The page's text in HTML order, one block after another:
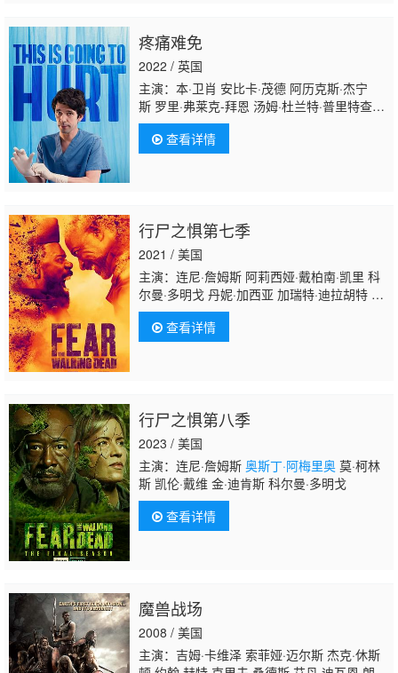
尔 TK·卡特 约翰·波西 布鲁·亨特 瑞恩·多尔
西 罗伯·德林格尔
莉 因巴尔·拉维 科尔·西布斯 菲
疼痛难免
2022 / 英国
主演：本·卫肖 安比卡·茂德 阿历克斯·杰宁
斯 罗里·弗莱克-拜恩 汤姆·杜兰特·普里特查
德 哈丽特·瓦尔特 米歇尔·奥斯丁 卡迪夫·克尔
万 阿什利·马克圭尔 迪韦恩·托马斯 迈克尔·沃
克耶 汉娜·昂斯洛 罗茜·阿克曼 格蕾丝·库克-
弗恩 Thomas Aldridge 杰克·威尔金森
查看详情
行尸之惧第七季
2021 / 美国
主演：连尼·詹姆斯 阿莉西娅·戴柏南·凯里 科
尔曼·多明戈 丹妮·加西亚 加瑞特·迪拉胡特 玛
姬·格蕾斯 珍娜·艾夫曼 艾莉克莎·尼森森
丁·阿梅里奥
查看详情
行尸之惧第八季
2023 / 美国
主演：连尼·詹姆斯 奥斯丁·阿梅里奥莫·柯林
斯 凯伦·戴维 金·迪肯斯 科尔曼·多明戈
查看详情
魔兽战场
2008 / 美国
主演：吉姆·卡维泽 索菲娅·迈尔斯 杰克·休斯